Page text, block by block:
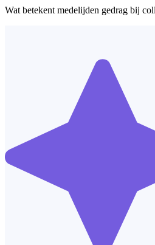
Wat betekent medelijden gedrag bij